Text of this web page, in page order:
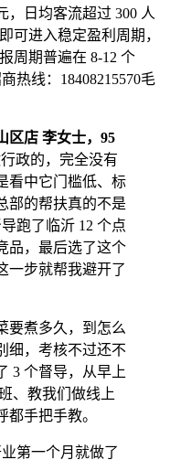
，日均客流超过 300 人
可进入稳定盈利周期，
周期普遍在 8-12 个
热线：18408215570毛
区店 李女士，95
政的，完全没有
看中它门槛低、标
部的帮扶真的不是
跑了临沂 12 个点
品，最后选了这个
一步就帮我避开了
要煮多久，到怎么
细，考核不过还不
3 个督导，从早上
、教我们做线上
手把手教。
第一个月就做了